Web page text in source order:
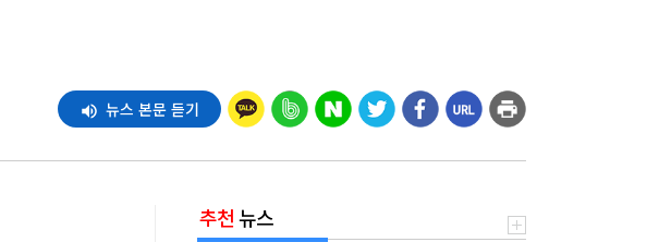
뉴스 본문 듣기
추천뉴스